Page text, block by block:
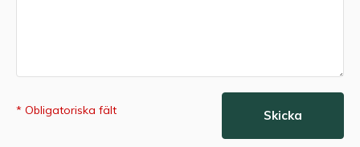
* Obligatoriska fält Skicka